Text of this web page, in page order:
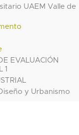
UAEM Valle de
EVALUACIÓN
1
y Urbanismo